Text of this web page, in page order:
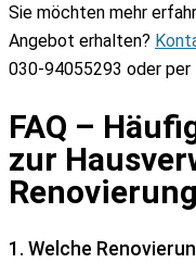
Sie möchten mehr
Angebot erhalten?
030-94055293 oder per
FAQ –
zur
1. Welche